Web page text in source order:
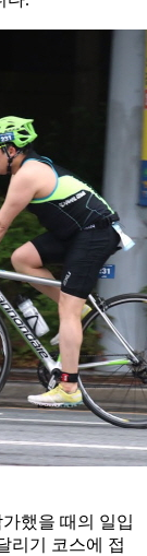
했을 때의 일입
리기 코스에 접